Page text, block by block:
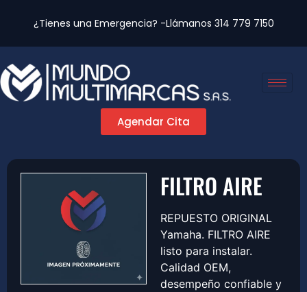
¿Tienes una Emergencia? -Llámanos 314 779 7150
Agendar Cita
FILTRO AIRE
REPUESTO ORIGINAL
Yamaha. FILTRO AIRE
listo para instalar.
Calidad OEM,
desempeño confiable y